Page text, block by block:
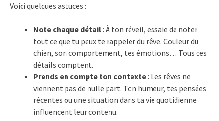
Voici quelques astuces :
Note chaque détail: À ton réveil, essaie de noter
tout ce que tu peux te rappeler du rêve. Couleur du
chien, son comportement, tes émotions… Tous ces
détails comptent.
Prends en compte ton contexte: Les rêves ne
viennent pas de nulle part. Ton humeur, tes pensées
récentes ou une situation dans ta vie quotidienne
influencent leur contenu.